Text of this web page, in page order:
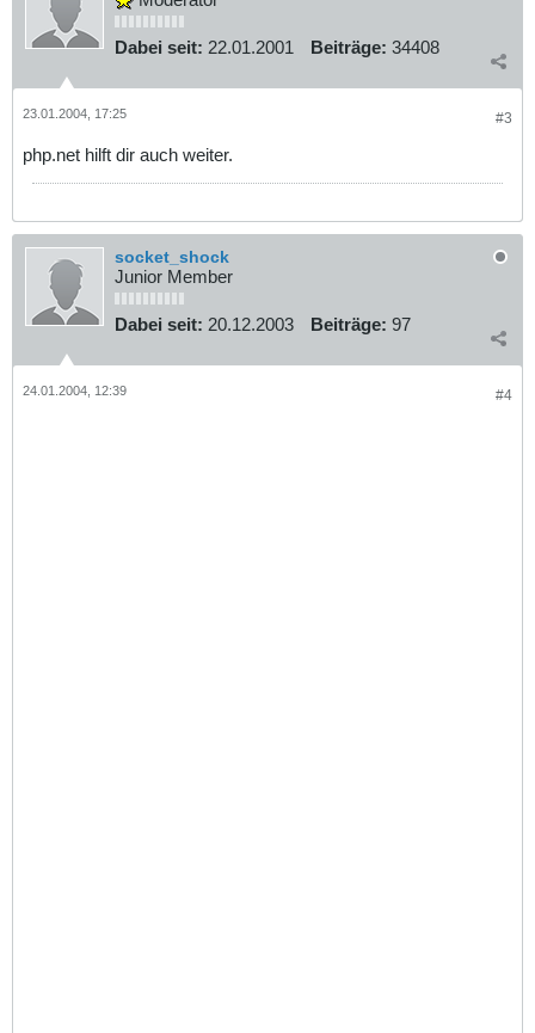
Dabei seit: 22.01.2001 Beiträge: 34408
#3
23.01.2004, 17:25
php.net hilft dir auch weiter.
socket_shock
Junior Member
Dabei seit: 20.12.2003 Beiträge: 97
#4
24.01.2004, 12:39